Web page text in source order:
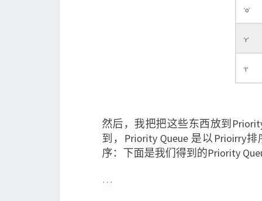
‘o’
‘r’
‘!’
然后，我把把这些东西放到
到，Priority Queue 是以Prioirry
序：下面是我们得到的Priority
…